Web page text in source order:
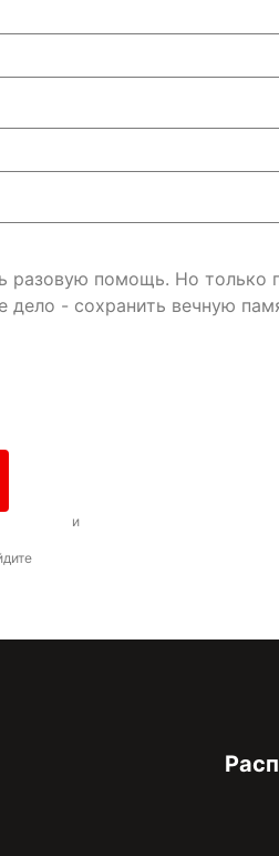
разовую помощь. Но только
дело - сохранить вечную
и